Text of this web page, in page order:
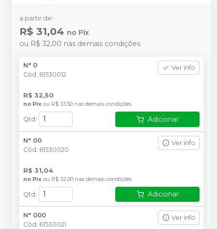
a partir de:
R$ 31,04 no Pix
ou R$ 32,00 nas demais condições
N° 0
Cód. 61530012
Ver info
R$ 32,50
no Pix ou R$ 33,50 nas demais condições
Qtd : Adicionar
N° 00
Cód. 61530020
Ver info
R$ 31,04
no Pix ou R$ 32,00 nas demais condições
Qtd: Adicionar
N° 000
Cód. 61530021
Ver info